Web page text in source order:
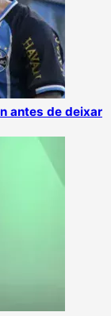
antes de deixar